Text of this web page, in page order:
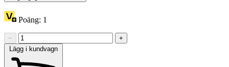
Poäng: 1
−
+
Lägg i kundvagn